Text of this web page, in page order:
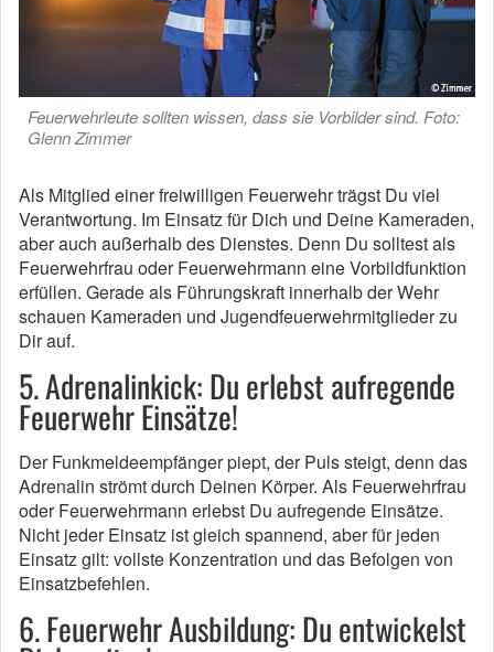
Feuerwehrleute sollten wissen, dass sie Vorbilder sind. Foto:
Glenn Zimmer
Als Mitglied einer freiwilligen Feuerwehr trägst Du viel
Verantwortung. Im Einsatz für Dich und Deine Kameraden,
aber auch außerhalb des Dienstes. Denn Du solltest als
Feuerwehrfrau oder Feuerwehrmann eine Vorbildfunktion
erfüllen. Gerade als Führungskraft innerhalb der Wehr
schauen Kameraden und Jugendfeuerwehrmitglieder zu
Dir auf.
5. Adrenalinkick: Du erlebst aufregende
Feuerwehr Einsätze!
Der Funkmeldeempfänger piept, der Puls steigt, denn das
Adrenalin strömt durch Deinen Körper. Als Feuerwehrfrau
oder Feuerwehrmann erlebst Du aufregende Einsätze.
Nicht jeder Einsatz ist gleich spannend, aber für jeden
Einsatz gilt: vollste Konzentration und das Befolgen von
Einsatzbefehlen.
6. Feuerwehr Ausbildung: Du entwickelst